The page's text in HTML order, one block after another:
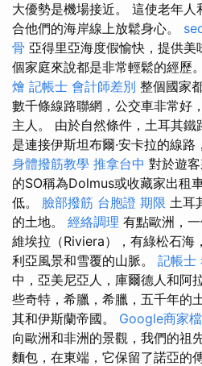
大優勢是機場接近。 這使老年
合他們的海岸線上放鬆身心。
骨 亞得里亞海度假愉快，提供
個家庭來說都是非常輕鬆的經歷。
燴 記帳士 會計師差別 整個國家
數千條線路聯網，公交車非常好
主人。 由於自然條件，土耳其
是連接伊斯坦布爾·安卡拉的線路
身體撥筋教學 推拿台中 對於遊
的SO稱為Dolmus或收藏家出租
低。 臉部撥筋 台胞證 期限 土耳
的土地。 經絡調理 有點歐洲，
維埃拉（Riviera），有綠松石海
利亞風景和雪覆的山脈。 記帳士
中，亞美尼亞人，庫爾德人和阿
些奇特，希臘，希臘，五千年的
其和伊斯蘭帝國。 Google商家
向歐洲和非洲的景觀，我們的祖
麵包，在東端，它保留了諾亞的